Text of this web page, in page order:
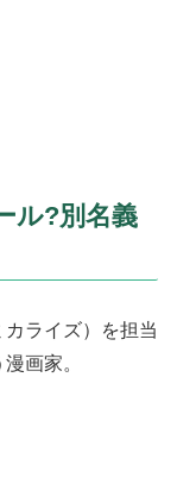
ル?別名義
ライズ）を担当
画家。